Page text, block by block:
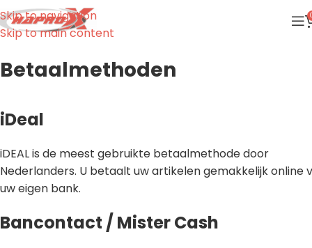
Skip to navigation
Skip to main content
Betaalmethoden
iDeal
iDEAL is de meest gebruikte betaalmethode door
Nederlanders. U betaalt uw artikelen gemakkelijk online
uw eigen bank.
Bancontact / Mister Cash